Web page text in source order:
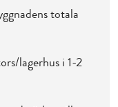
totala
lagerhus i 1-2